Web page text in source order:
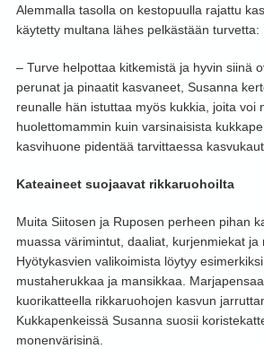
Alemmalla tasolla on kestopuulla rajattu
käytetty multana lähes pelkästään turvetta:
– Turve helpottaa kitkemistä ja hyvin siinä
perunat ja pinaatit kasvaneet, Susanna
reunalle hän istuttaa myös kukkia, joita voi
huolettomammin kuin varsinaisista
kasvihuone pidentää tarvittaessa
Kateaineet suojaavat rikkaruohoilta
Muita Siitosen ja Ruposen perheen pihan
muassa värimintut, daaliat, kurjenmiekat ja
Hyötykasvien valikoimista löytyy
mustaherukkaa ja mansikkaa.
kuorikatteella rikkaruohojen kasvun
Kukkapenkeissä Susanna suosii
monenvärisinä.